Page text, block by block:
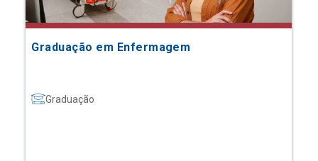
Graduação em Enfermagem
Graduação